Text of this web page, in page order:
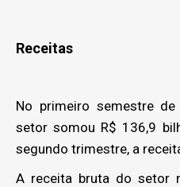
Receitas
No primeiro semestre
setor somou R$ 136,9
segundo trimestre, a
A receita bruta do setor